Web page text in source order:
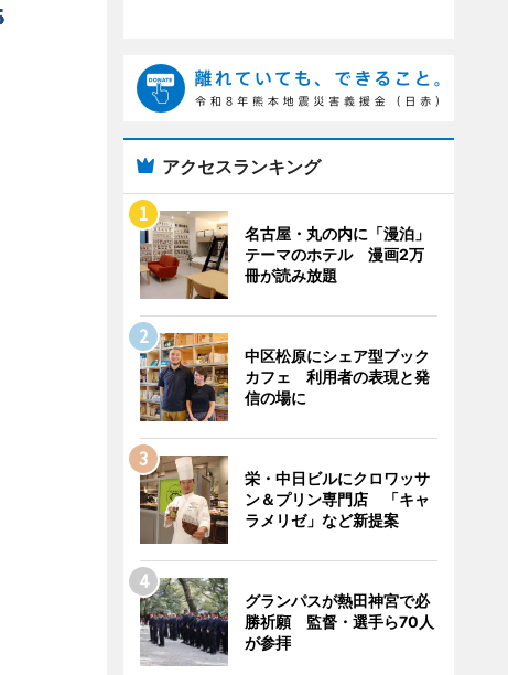
アクセスランキング
名古屋・丸の内に「漫泊」
テーマのホテル 漫画2万
冊が読み放題
中区松原にシェア型ブック
カフェ 利用者の表現と発
信の場に
栄・中日ビルにクロワッサ
ン＆プリン専門店 「キャ
ラメリゼ」など新提案
グランパスが熱田神宮で必
勝祈願 監督・選手ら70人
が参拝